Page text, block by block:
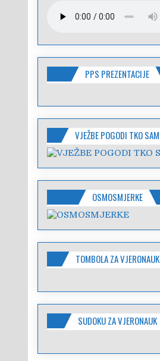
PPS PREZENTACIJE
VJEŽBE POGODI TKO SAM
OSMOSMJERKE
TOMBOLA ZA VJERONAUK
SUDOKU ZA VJERONAUK